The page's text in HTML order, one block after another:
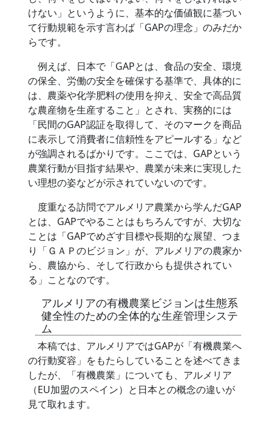
けない」というように、基本的な価値観に基づい
て行動規範を示す言わば「GAPの理念」のみだか
らです。
例えば、日本で「GAPとは、食品の安全、環境
の保全、労働の安全を確保する基準で、具体的に
は、農薬や化学肥料の使用を抑え、安全で高品質
な農産物を生産すること」とされ、実務的には
「民間のGAP認証を取得して、そのマークを商品
に表示して消費者に信頼性をアピールする」など
が強調されるばかりです。ここでは、GAPという
農業行動が目指す結果や、農業が未来に実現した
い理想の姿などが示されていないのです。
度重なる訪問でアルメリア農業から学んだGAP
とは、GAPでやることはもちろんですが、大切な
ことは「GAPでめざす目標や長期的な展望、つま
り「ＧＡＰのビジョン」が、アルメリアの農家か
ら、農協から、そして行政からも提供されてい
る」ことなのです。
アルメリアの有機農業ビジョンは生態系
健全性のための全体的な生産管理システ
ム
本稿では、アルメリアではGAPが「有機農業へ
の行動変容」をもたらしていることを述べてきま
したが、「有機農業」についても、アルメリア
（EU加盟のスペイン）と日本との概念の違いが
見て取れます。